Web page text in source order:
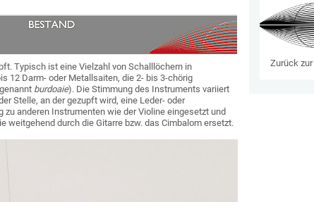
Typisch ist eine Vielzahl von Schalllöchern in
12 Darm- oder Metallsaiten, die 2- bis 3-chörig
burdoaie). Die Stimmung des Instruments variiert
Stelle, an der gezupft wird, eine Leder- oder
anderen Instrumenten wie der Violine eingesetzt und
weitgehend durch die Gitarre bzw. das Cimbalom ersetzt.
Zurück zur